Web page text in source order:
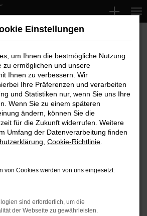
bei Ihrem
Einstellungen
um Ihnen die bestmögliche Nutzung
zu ermöglichen und unsere
Ihnen zu verbessern. Wir
Ihre Präferenzen und verarbeiten
und Statistiken nur, wenn Sie uns Ihre
Wenn Sie zu einem späteren
ändern, können Sie die
für die Zukunft widerrufen. Weitere
Umfang der Datenverarbeitung finden
Cookie-Richtlinie
von Cookies werden von uns eingesetzt:
sind erforderlich, um die
der Webseite zu gewährleisten.